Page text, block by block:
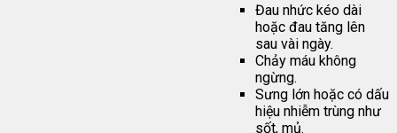
Đau nhức kéo dài
hoặc đau tăng lên
sau vài ngày.
Chảy máu không
ngừng.
Sưng lớn hoặc có dấu
hiệu nhiễm trùng như
sốt, mủ.